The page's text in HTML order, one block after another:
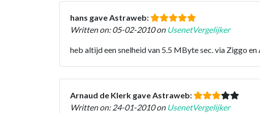
hans gave Astraweb:
Written on: 05-02-2010 on UsenetVergelijker
heb altijd een snelheid van 5.5 MByte sec. via Ziggo
Arnaud de Klerk gave Astraweb:
Written on: 24-01-2010 on UsenetVergelijker